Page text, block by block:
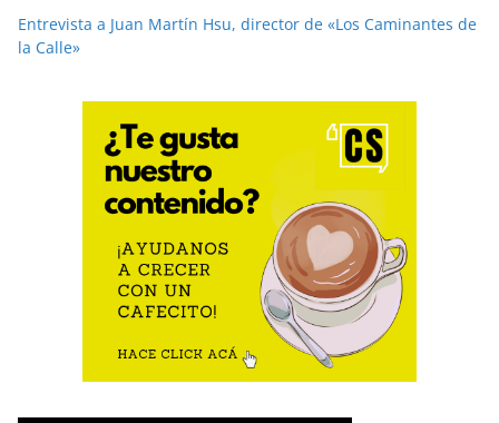
Entrevista a Juan Martín Hsu, director de «Los Caminantes de
la Calle»